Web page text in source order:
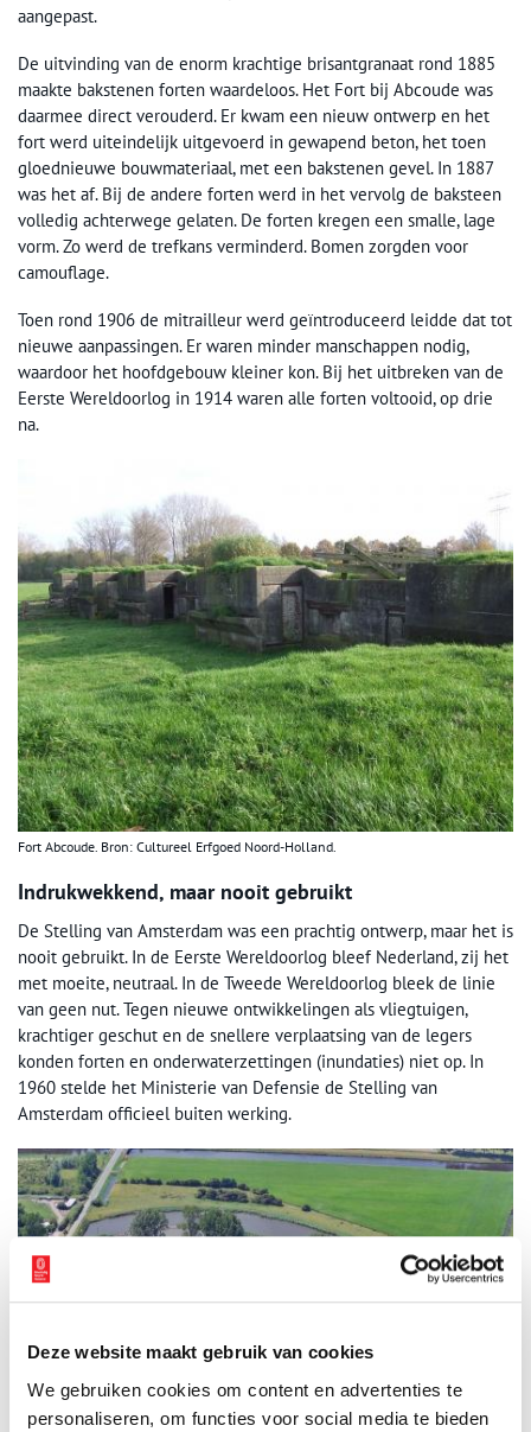
Deze website maakt gebruik van cookies
We gebruiken cookies om content en advertenties te
personaliseren, om functies voor social media te bieden
aangepast.
De uitvinding van de enorm krachtige brisantgranaat rond 1885
maakte bakstenen forten waardeloos. Het Fort bij Abcoude was
daarmee direct verouderd. Er kwam een nieuw ontwerp en het
fort werd uiteindelijk uitgevoerd in gewapend beton, het toen
gloednieuwe bouwmateriaal, met een bakstenen gevel. In 1887
was het af. Bij de andere forten werd in het vervolg de baksteen
volledig achterwege gelaten. De forten kregen een smalle, lage
vorm. Zo werd de trefkans verminderd. Bomen zorgden voor
camouflage.
Toen rond 1906 de mitrailleur werd geïntroduceerd leidde dat tot
nieuwe aanpassingen. Er waren minder manschappen nodig,
waardoor het hoofdgebouw kleiner kon. Bij het uitbreken van de
Eerste Wereldoorlog in 1914 waren alle forten voltooid, op drie
na.
Fort Abcoude. Bron: Cultureel Erfgoed Noord-Holland.
Indrukwekkend, maar nooit gebruikt
De Stelling van Amsterdam was een prachtig ontwerp, maar het is
nooit gebruikt. In de Eerste Wereldoorlog bleef Nederland, zij het
met moeite, neutraal. In de Tweede Wereldoorlog bleek de linie
van geen nut. Tegen nieuwe ontwikkelingen als vliegtuigen,
krachtiger geschut en de snellere verplaatsing van de legers
konden forten en onderwaterzettingen (inundaties) niet op. In
1960 stelde het Ministerie van Defensie de Stelling van
Amsterdam officieel buiten werking.